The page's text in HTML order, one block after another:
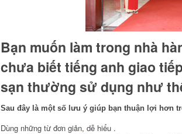
Bạn muốn làm trong nhà
chưa biết tiếng anh giao
sạn thường sử dụng như
Sau đây là một số lưu ý giúp bạn thuận lợi hơn
Dùng những từ đơn giản, dễ hiểu .